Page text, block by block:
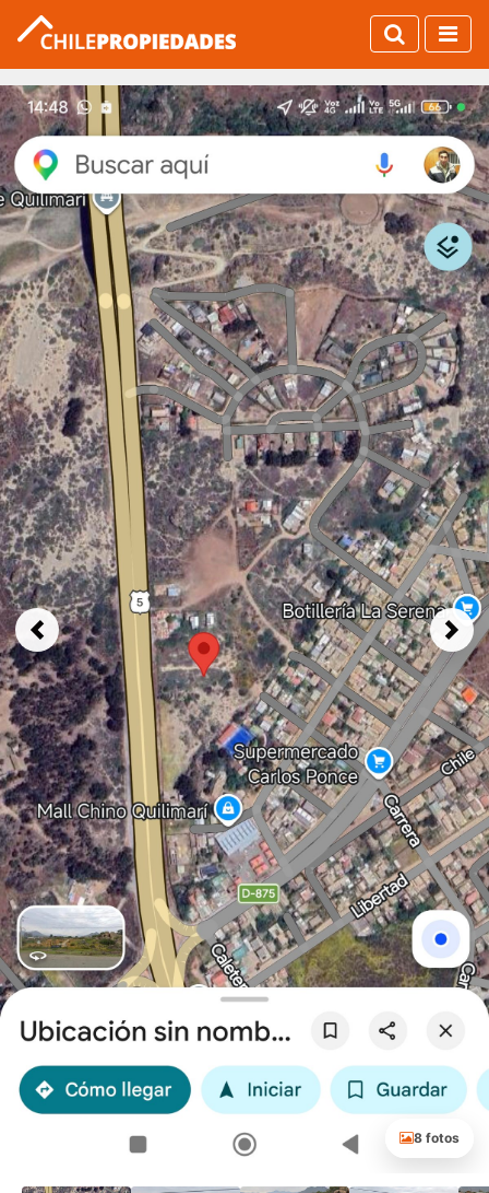
Previous Next
8 fotos